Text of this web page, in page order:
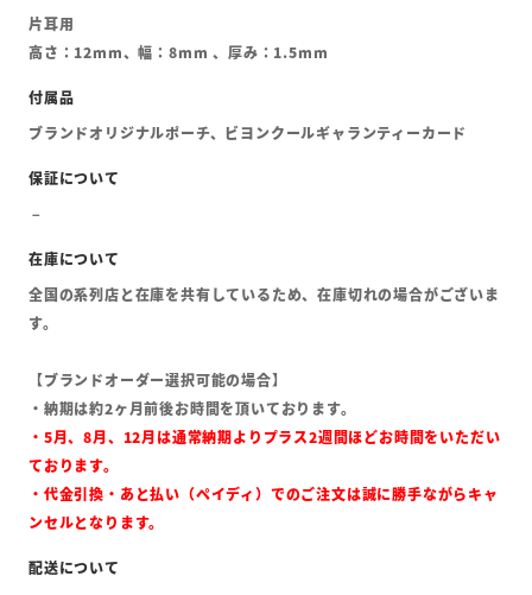
片耳用
高さ：12mm、幅：8mm 、厚み：1.5mm
ブランドオリジナルポーチ、ビヨンクールギャランティーカード
全国の系列店と在庫を共有しているため、在庫切れの場合がございま
す。
【ブランドオーダー選択可能の場合】
・納期は約2ヶ月前後お時間を頂いております。
・5月、8月、12月は通常納期よりプラス2週間ほどお時間をいただい
ております。
・代金引換・あと払い（ペイディ）でのご注文は誠に勝手ながらキャ
ンセルとなります。